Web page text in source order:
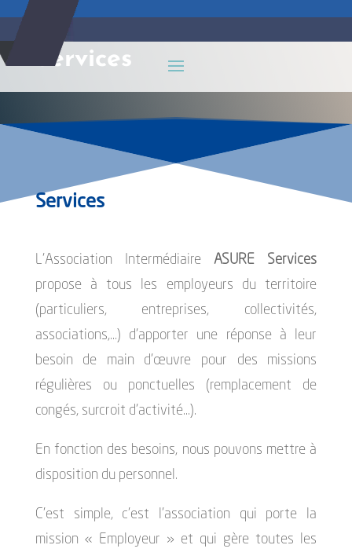
Services
Services
L’Association IntermédiaireASURE Services
propose à tous les employeurs du territoire
(particuliers, entreprises, collectivités,
associations,…) d’apporter une réponse à leur
besoin de main d’œuvre pour des missions
régulières ou ponctuelles (remplacement de
congés, surcroit d’activité…).
En fonction des besoins, nous pouvons mettre à
disposition du personnel.
C’est simple, c’est l’association qui porte la
mission « Employeur » et qui gère toutes les